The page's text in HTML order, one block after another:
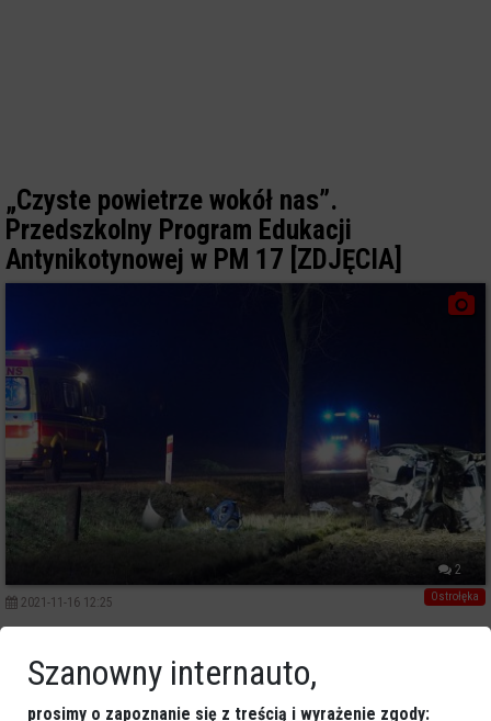
„Czyste powietrze wokół nas”.
Przedszkolny Program Edukacji
Antynikotynowej w PM 17 [ZDJĘCIA]
2
Ostrołęka
2021-11-16 12:25
[ZDJĘCIA]
Szanowny internauto,
prosimy o zapoznanie się z treścią i wyrażenie zgody: